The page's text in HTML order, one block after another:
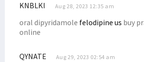
KNBLKI Aug 28, 2023 12:35 am
oral dipyridamole felodipine us buy
online
QYNATE Aug 29, 2023 02:54 am